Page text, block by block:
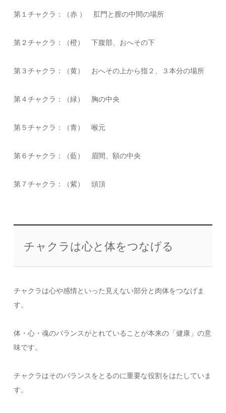
第１チャクラ：（赤 ） 肛門と膣の中間の場所
第２チャクラ：（橙） 下腹部、おへその下
第３チャクラ：（黄） おへその上から指２、３本分の場所
第４チャクラ：（緑） 胸の中央
第５チャクラ：（青） 喉元
第６チャクラ：（藍） 眉間、額の中央
第７チャクラ：（紫） 頭頂
チャクラは心と体をつなげる
チャクラは心や感情といった見えない部分と肉体をつなげま
す。
体・心・魂のバランスがとれていることが本来の「健康」の意
味です。
チャクラはそのバランスをとるのに重要な役割をはたしていま
す。